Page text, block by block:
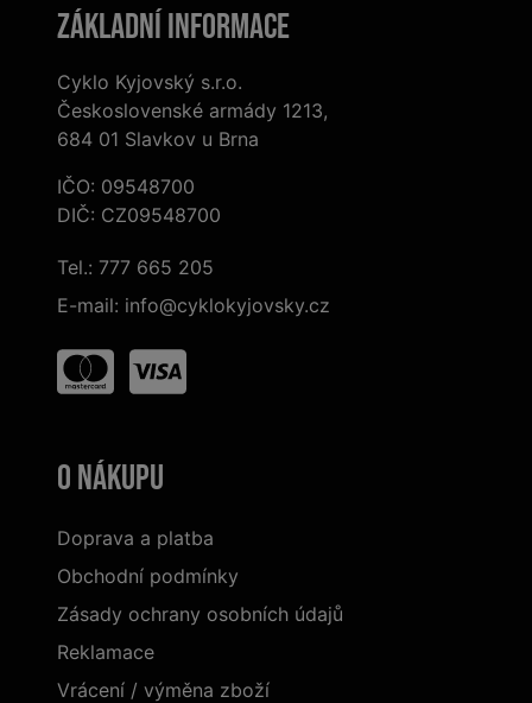
Základní informace
Cyklo Kyjovský s.r.o.
Československé armády 1213,
684 01 Slavkov u Brna
IČO: 09548700
DIČ: CZ09548700
Tel.: 777 665 205
E-mail: info@cyklokyjovsky.cz
O nákupu
Doprava a platba
Obchodní podmínky
Zásady ochrany osobních údajů
Reklamace
Vrácení / výměna zboží